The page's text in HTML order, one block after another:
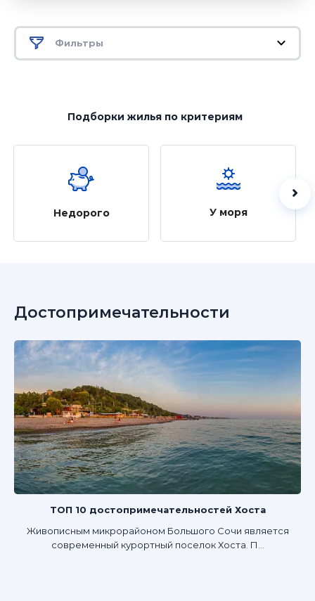
Фильтры
Подборки жильяпо критериям
Недорого У моря
Достопримечательности
ТОП 10 достопримечательностей Хоста
Живописным микрорайоном Большого Сочи является
современный курортный поселок Хоста. П...